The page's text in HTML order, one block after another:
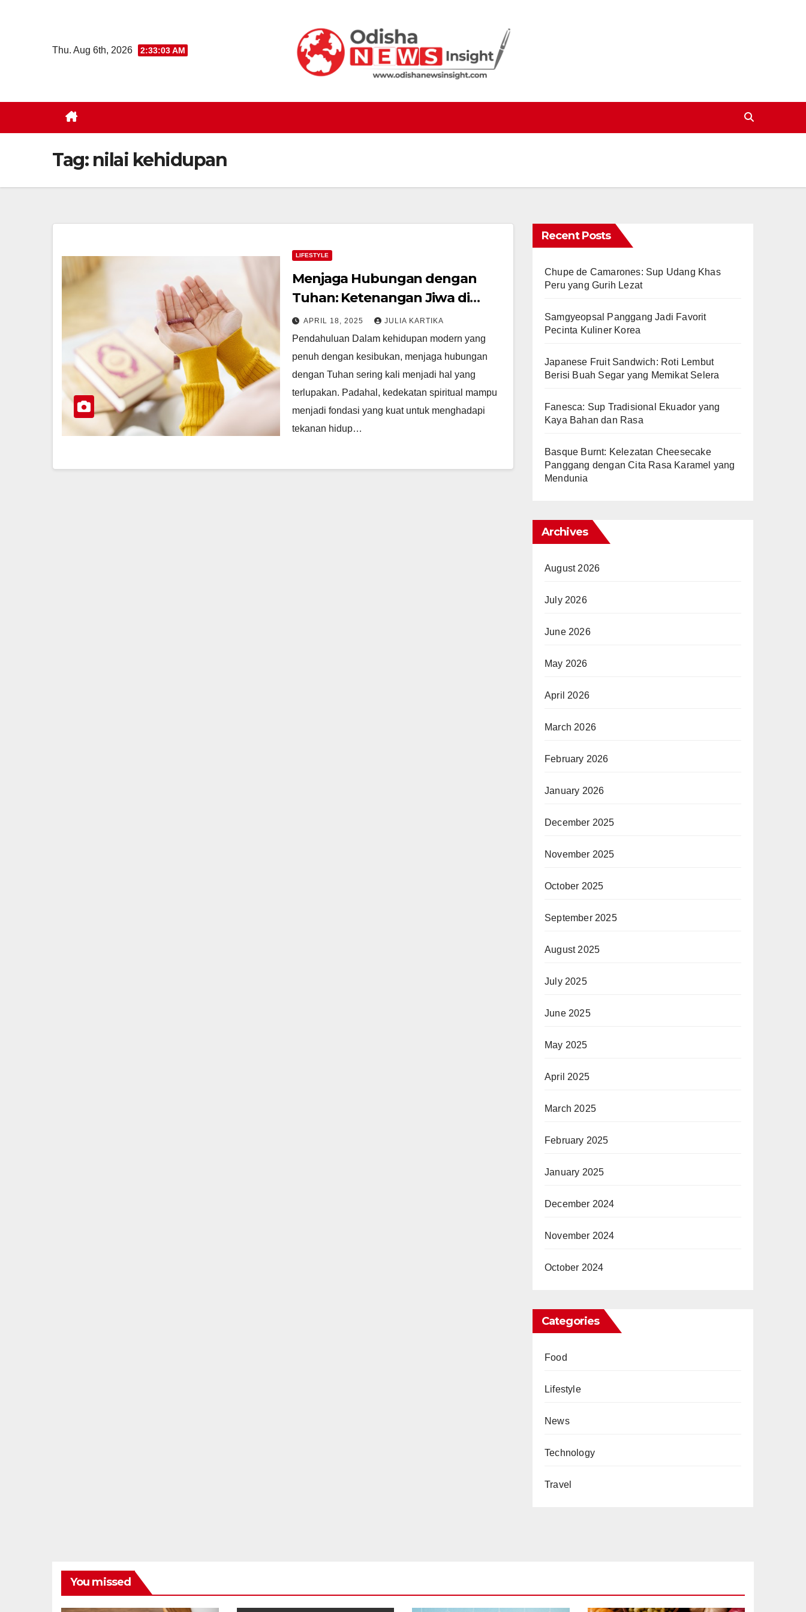
Thu. Aug 6th, 2026 2:33:04 AM
Tag: nilai kehidupan
LIFESTYLE
Menjaga Hubungan dengan
Tuhan: Ketenangan Jiwa di
Tengah Dunia yang Sibuk
APRIL 18, 2025 JULIA KARTIKA
Pendahuluan Dalam kehidupan modern yang
penuh dengan kesibukan, menjaga hubungan
dengan Tuhan sering kali menjadi hal yang
terlupakan. Padahal, kedekatan spiritual mampu
menjadi fondasi yang kuat untuk menghadapi
tekanan hidup…
Recent Posts
Chupe de Camarones: Sup Udang Khas
Peru yang Gurih Lezat
Samgyeopsal Panggang Jadi Favorit
Pecinta Kuliner Korea
Japanese Fruit Sandwich: Roti Lembut
Berisi Buah Segar yang Memikat Selera
Fanesca: Sup Tradisional Ekuador yang
Kaya Bahan dan Rasa
Basque Burnt: Kelezatan Cheesecake
Panggang dengan Cita Rasa Karamel yang
Mendunia
Archives
August 2026
July 2026
June 2026
May 2026
April 2026
March 2026
February 2026
January 2026
December 2025
November 2025
October 2025
September 2025
August 2025
July 2025
June 2025
May 2025
April 2025
March 2025
February 2025
January 2025
December 2024
November 2024
October 2024
Categories
Food
Lifestyle
News
Technology
Travel
You missed